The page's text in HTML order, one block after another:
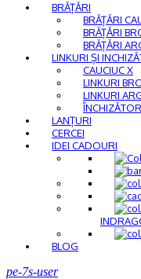
BRĂȚĂRI
BRĂȚĂRI
BRĂȚĂRI
BRĂȚĂRI
LINKURI ȘI
CAUCIUC X
LINKURI
LINKURI
LANȚURI
CERCEI
IDEI CADOURI
BLOG
pe-7s-user